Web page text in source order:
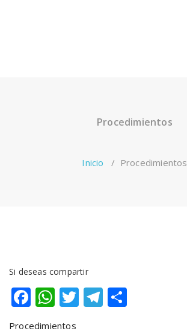
Procedimientos
Inicio / Procedimientos
Si deseas compartir
Facebook
WhatsApp
TwitterTelegram
Procedimientos